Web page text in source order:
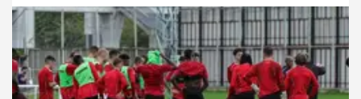
22.01.2026 Bursa